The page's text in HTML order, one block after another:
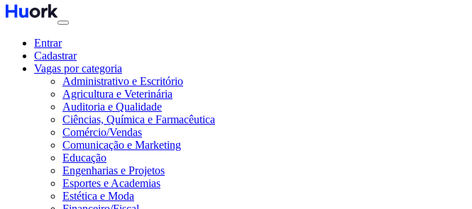
Entrar
Cadastrar
Vagas por categoria
Administrativo e Escritório
Agricultura e Veterinária
Auditoria e Qualidade
Ciências, Química e Farmacêutica
Comércio/Vendas
Comunicação e Marketing
Educação
Engenharias e Projetos
Esportes e Academias
Estética e Moda